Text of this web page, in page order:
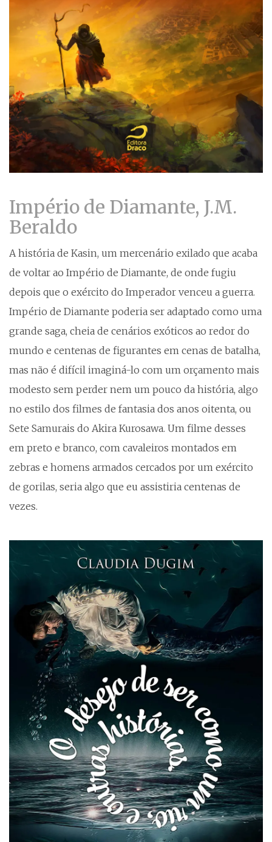
Império de Diamante, J.M.
Beraldo
A história de Kasin, um mercenário exilado que acaba
de voltar ao Império de Diamante, de onde fugiu
depois que o exército do Imperador venceu a guerra.
Império de Diamante poderia ser adaptado como uma
grande saga, cheia de cenários exóticos ao redor do
mundo e centenas de figurantes em cenas de batalha,
mas não é difícil imaginá-lo com um orçamento mais
modesto sem perder nem um pouco da história, algo
no estilo dos filmes de fantasia dos anos oitenta, ou
Sete Samurais do Akira Kurosawa. Um filme desses
em preto e branco, com cavaleiros montados em
zebras e homens armados cercados por um exército
de gorilas, seria algo que eu assistiria centenas de
vezes.